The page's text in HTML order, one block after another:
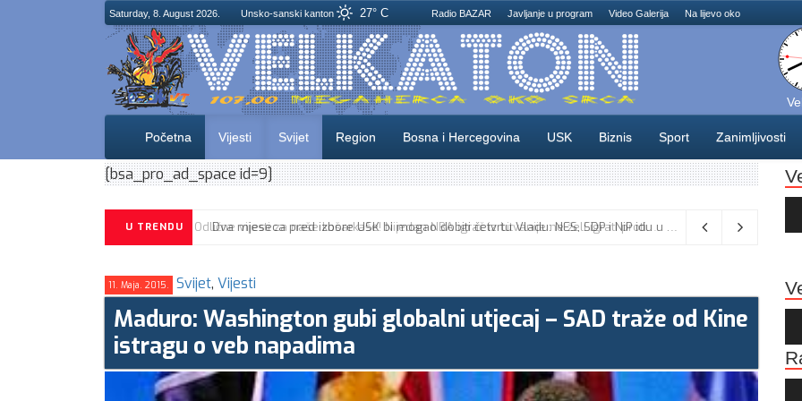
Saturday, 8. August 2026. Unsko-sanski kanton 27° C Radio BAZAR Javljanje u program Video Galerija Na lijevo oko
Početna Vijesti Svijet Region Bosna i Hercegovina USK Biznis Sport Zanimljivosti
[bsa_pro_ad_space id=9]
U TRENDU Odlične vijesti za naše košarkaše! Nijedan NBA igrač iz Litvanije ne želi igrati protiv BiH 08/08/2026
11. Maja. 2015. Svijet, Vijesti
Maduro: Washington gubi globalni utjecaj – SAD traže od Kine
istragu o veb napadima